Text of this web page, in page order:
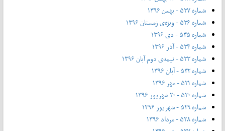
شماره ۵۳۷ - بهمن ۱۳۹۶
شماره ۵۳۶ - ویژه‌ی زمستان ۱۳۹۶
شماره ۵۳۵ - دی ۱۳۹۶
شماره ۵۳۴ - آذر ۱۳۹۶
شماره ۵۳۳ - نیمه‌ی دوم آبان ۱۳۹۶
شماره ۵۳۲ - آبان ۱۳۹۶
شماره ۵۳۱ - مهر ۱۳۹۶
شماره ۵۳۰ - ۲۰ شهریور ۱۳۹۶
شماره ۵۲۹ - شهریور ۱۳۹۶
شماره ۵۲۸ - مرداد ۱۳۹۶